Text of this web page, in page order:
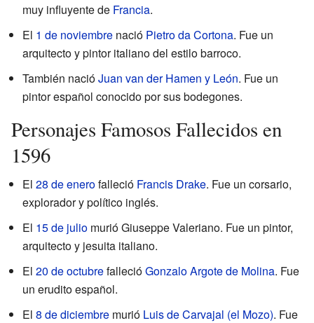
muy influyente de Francia.
El 1 de noviembre nació Pietro da Cortona. Fue un
arquitecto y pintor italiano del estilo barroco.
También nacióJuan van der Hamen y León. Fue un
pintor español conocido por sus bodegones.
Personajes Famosos Fallecidos en
1596
El 28 de enerofalleció Francis Drake. Fue un corsario,
explorador y político inglés.
El 15 de julio murió Giuseppe Valeriano. Fue un pintor,
arquitecto y jesuita italiano.
El 20 de octubrefallecióGonzalo Argote de Molina. Fue
un erudito español.
El 8 de diciembre murió Luis de Carvajal (el Mozo). Fue